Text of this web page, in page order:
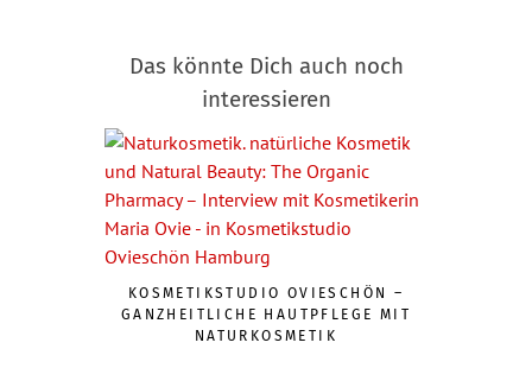
Das könnte Dich auch noch
interessieren
KOSMETIKSTUDIO OVIESCHÖN –
GANZHEITLICHE HAUTPFLEGE MIT
NATURKOSMETIK